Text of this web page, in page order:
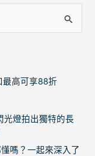
最高可享88折
光燈拍出獨特的長
嗎？一起來深入了